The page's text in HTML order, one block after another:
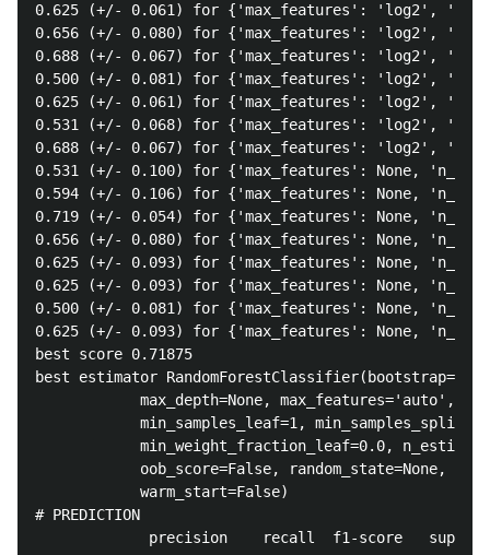
0.625 (+/- 0.061) for {'max_features': 'log2',
0.656 (+/- 0.080) for {'max_features': 'log2',
0.688 (+/- 0.067) for {'max_features': 'log2',
0.500 (+/- 0.081) for {'max_features': 'log2',
0.625 (+/- 0.061) for {'max_features': 'log2',
0.531 (+/- 0.068) for {'max_features': 'log2',
0.688 (+/- 0.067) for {'max_features': 'log2',
0.531 (+/- 0.100) for {'max_features': None,
0.594 (+/- 0.106) for {'max_features': None,
0.719 (+/- 0.054) for {'max_features': None,
0.656 (+/- 0.080) for {'max_features': None,
0.625 (+/- 0.093) for {'max_features': None,
0.625 (+/- 0.093) for {'max_features': None,
0.500 (+/- 0.081) for {'max_features': None,
0.625 (+/- 0.093) for {'max_features': None,
best score 0.71875
best estimator
max_depth=None, max_features='auto',
            min_samples_leaf=1, min_samples_split=2,
min_weight_fraction_leaf=0.0,
oob_score=False, random_state=None,
            warm_start=False)
# PREDICTION
             precision    recall  f1-score   support